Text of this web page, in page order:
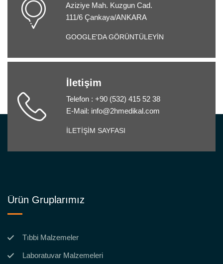
Aziziye Mah. Kuzgun Cad.
111/6 Çankaya/ANKARA
GOOGLE'DA GÖRÜNTÜLEYİN
İletişim
Telefon : +90 (532) 415 52 38
E-Mail: info@2hmedikal.com
İLETİŞİM SAYFASI
Ürün Gruplarımız
Tıbbi Malzemeler
Laboratuvar Malzemeleri